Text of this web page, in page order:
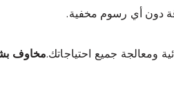
دون أي رسوم مخفية.
ومعالجة جميع احتياجاتك.مخاوف